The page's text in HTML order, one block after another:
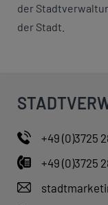
der
der Stadt.
+49 (0)3725
+49 (0)3725